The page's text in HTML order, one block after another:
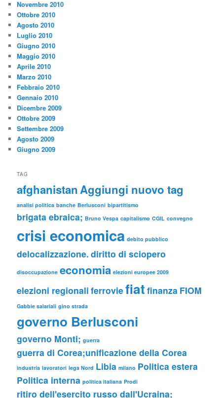
Novembre 2010
Ottobre 2010
Agosto 2010
Luglio 2010
Giugno 2010
Maggio 2010
Aprile 2010
Marzo 2010
Febbraio 2010
Gennaio 2010
Dicembre 2009
Ottobre 2009
Settembre 2009
Agosto 2009
Giugno 2009
TAG
afghanistanAggiungi nuovo tag
analisi politica banche Berlusconi bipartitismo
brigata ebraica; Bruno Vespa capitalismo CGIL convegno
crisi economica debito pubblico
delocalizzazione. diritto di sciopero
disoccupazione economia elezioni europee 2009
elezioni regionali ferroviefiat finanza FIOM
Gabbie salariali gino strada
governo Berlusconi
governo Monti; guerra
guerra di Corea;unificazione della Corea
industria lavoratori lega Nord Libia milano Politica estera
Politica interna politica italiana Prodi
ritiro dell'esercito russo dall'Ucraina;